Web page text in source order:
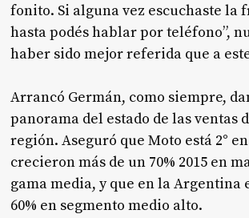
fonito. Si alguna vez escuchaste la
hasta podés hablar por teléfono”,
haber sido mejor referida que a
Arrancó Germán, como siempre,
panorama del estado de las ventas
región. Aseguró que Moto está 2°
crecieron más de un 70% 2015 en
gama media, y que en la Argentina
60% en segmento medio alto.